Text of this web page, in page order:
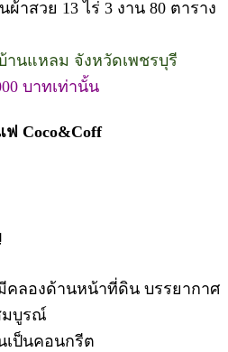
าสวย 13 ไร่ 3 งาน 80 ตาราง
านแหลม จังหวัดเพชรบุรี
บาทเท่านั้น
Coco&Coff
คลองด้านหน้าที่ดิน บรรยากาศ
มบูรณ์
เป็นคอนกรีต